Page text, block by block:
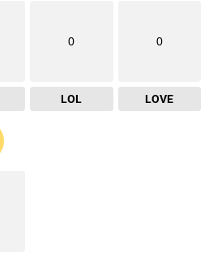
0
LOL
0
LOVE